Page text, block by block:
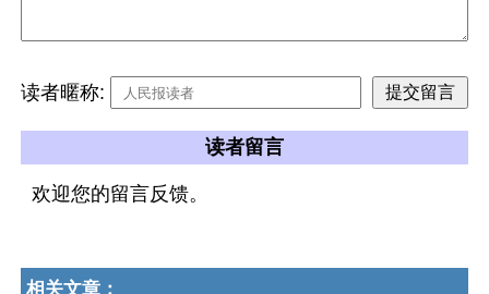
读者暱称:
读者留言
欢迎您的留言反馈。
相关文章：